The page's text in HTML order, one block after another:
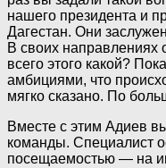
нашего президента и
Дагестан. Они
В своих направлениях
всего этого какой?
амбициями, что
мягко сказано. По
Вместе с этим Адиев
команды. Специалист
посещаемостью — на